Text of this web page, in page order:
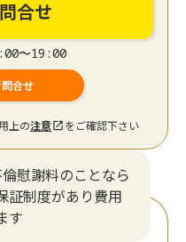
合せ
〜19:00
合せ
上の注意 をご確認下さい
慰謝料のことなら
証制度があり費用
す